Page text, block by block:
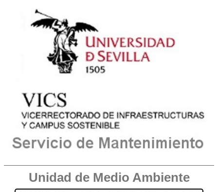
Unidad de Medio Ambiente